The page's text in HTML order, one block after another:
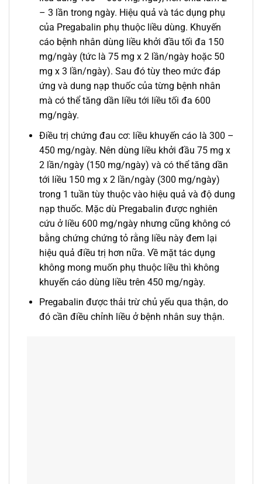
– 3 lần trong ngày. Hiệu quả và tác dụng phụ
của Pregabalin phụ thuộc liều dùng. Khuyến
cáo bệnh nhân dùng liều khởi đầu tối đa 150
mg/ngày (tức là 75 mg x 2 lần/ngày hoặc 50
mg x 3 lần/ngày). Sau đó tùy theo mức đáp
ứng và dung nạp thuốc của từng bệnh nhân
mà có thể tăng dần liều tới liều tối đa 600
mg/ngày.
Điều trị chứng đau cơ: liều khuyến cáo là 300 –
450 mg/ngày. Nên dùng liều khởi đầu 75 mg x
2 lần/ngày (150 mg/ngày) và có thể tăng dần
tới liều 150 mg x 2 lần/ngày (300 mg/ngày)
trong 1 tuần tùy thuộc vào hiệu quả và độ dung
nạp thuốc. Mặc dù Pregabalin được nghiên
cứu ở liều 600 mg/ngày nhưng cũng không có
bằng chứng chứng tỏ rằng liều này đem lại
hiệu quả điều trị hơn nữa. Về mặt tác dụng
không mong muốn phụ thuộc liều thì không
khuyến cáo dùng liều trên 450 mg/ngày.
Pregabalin được thải trừ chủ yếu qua thận, do
đó cần điều chỉnh liều ở bệnh nhân suy thận.